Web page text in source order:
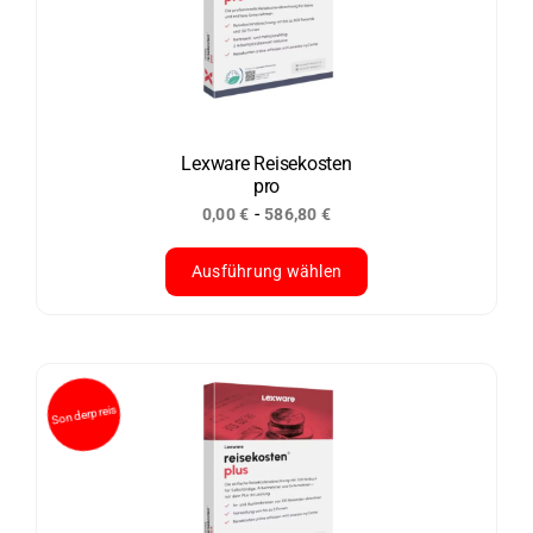
Optionen
können
der
Produktseite
gewählt
werden
Lexware Reisekosten
pro
0,00€ -586,80 €
Ausführung wählen
mehrere
Varianten